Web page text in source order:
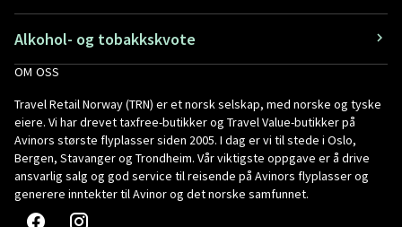
Alkohol- og tobakkskvote
OM OSS
Travel Retail Norway (TRN) er et norsk selskap, med norske og tyske
eiere. Vi har drevet taxfree-butikker og Travel Value-butikker på
Avinors største flyplasser siden 2005. I dag er vi til stede i Oslo,
Bergen, Stavanger og Trondheim. Vår viktigste oppgave er å drive
ansvarlig salg og god service til reisende på Avinors flyplasser og
generere inntekter til Avinor og det norske samfunnet.